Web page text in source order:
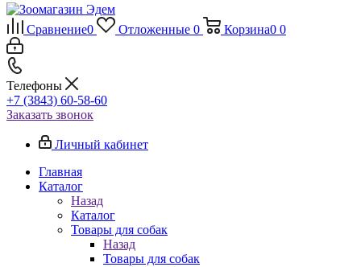
Сравнение0 Отложенные 0 Корзина0 0
Телефоны
+7 (3843) 60-58-60
Заказать звонок
Личный кабинет
Главная
Каталог
Назад
Каталог
Товары для собак
Назад
Товары для собак